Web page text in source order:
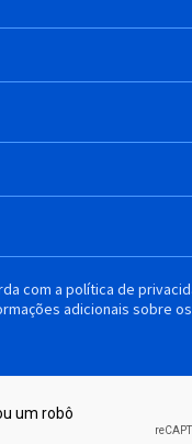
com a política de
adicionais sobre